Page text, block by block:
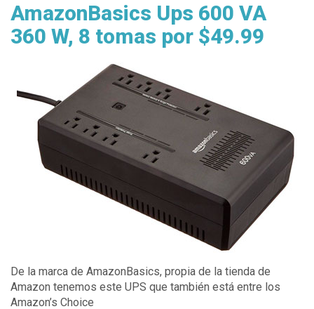
AmazonBasics Ups 600 VA
360 W, 8 tomas por $49.99
De la marca de AmazonBasics, propia de la tienda de
Amazon tenemos este UPS que también está entre los
Amazon’s Choice